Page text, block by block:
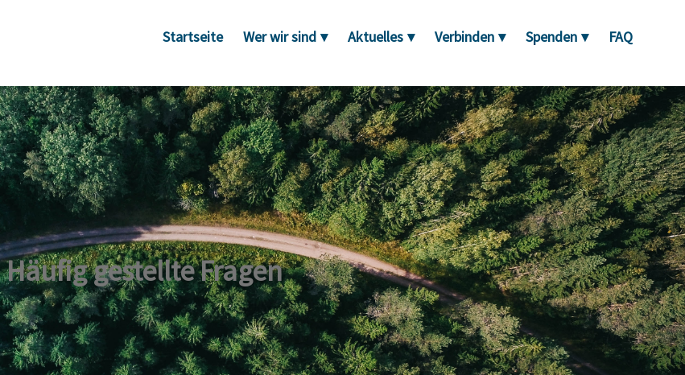
Startseite Wer wir sind Aktuelles Verbinden Spenden FAQ
Häufig gestellte Fragen